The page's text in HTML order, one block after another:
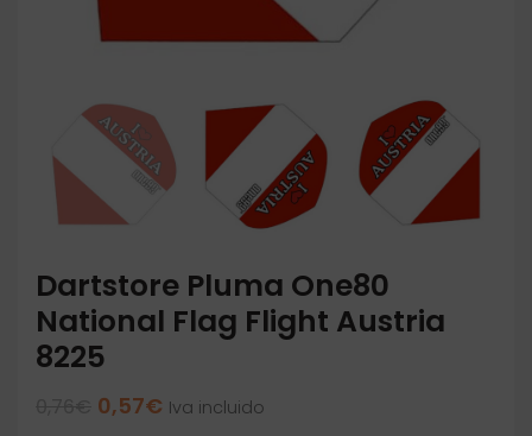
Dartstore Pluma One80
National Flag Flight Austria
8225
El
0,57€ El
Iva incluido